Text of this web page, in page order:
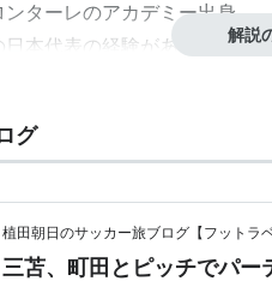
ンターレのアカデミー出身。
日本代表の経験があり、U-17
ブ
ロンターレU-18 （2014 ト
解説
グ
植田朝日のサッカー旅ブログ【フットラ
三苫、町田とピッチでパ